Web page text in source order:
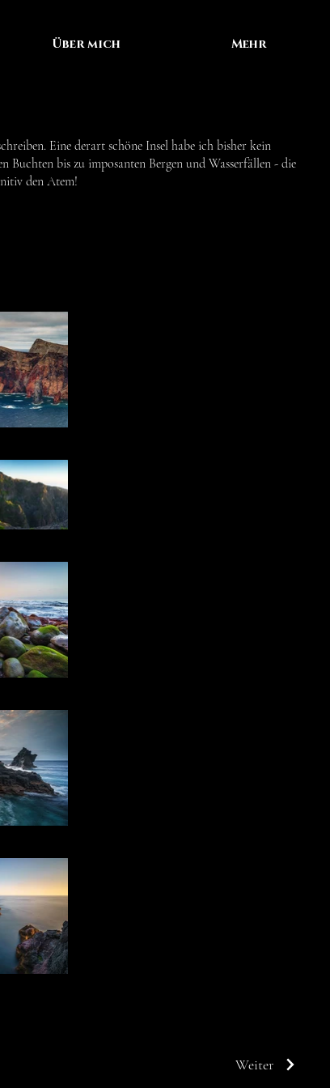
Über mich Mehr
Eine derart schöne Insel habe ich bisher kein
Buchten bis zu imposanten Bergen und Wasserfällen - die
den Atem!
Weiter